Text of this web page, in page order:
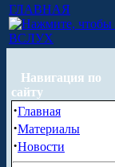
ГЛАВНАЯ
ВСЛУХ
Навигация по
сайту
·Главная
·Материалы
·Новости